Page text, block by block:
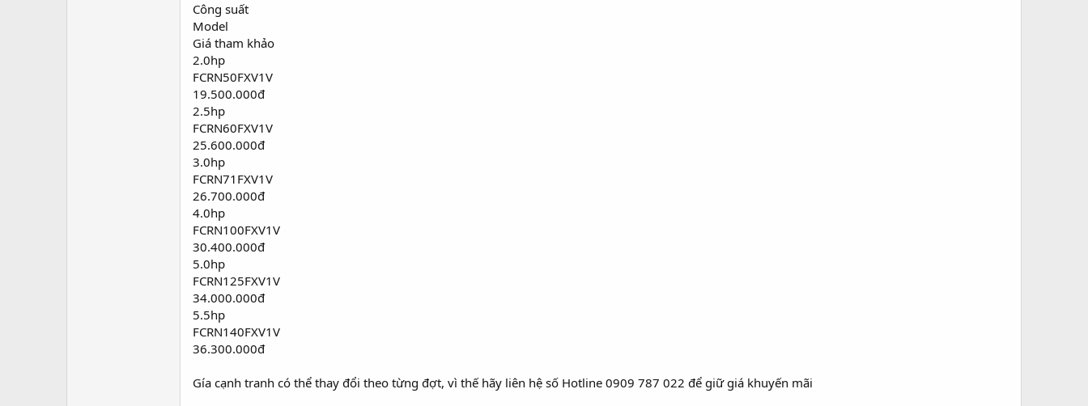
Công suất
Model
Giá tham khảo
2.0hp
FCRN50FXV1V
19.500.000đ
2.5hp
FCRN60FXV1V
25.600.000đ
3.0hp
FCRN71FXV1V
26.700.000đ
4.0hp
FCRN100FXV1V
30.400.000đ
5.0hp
FCRN125FXV1V
34.000.000đ
5.5hp
FCRN140FXV1V
36.300.000đ
Gía cạnh tranh có thể thay đổi theo từng đợt, vì thế hãy liên hệ số Hotline 0909 787 022 để giữ giá khuyến mãi